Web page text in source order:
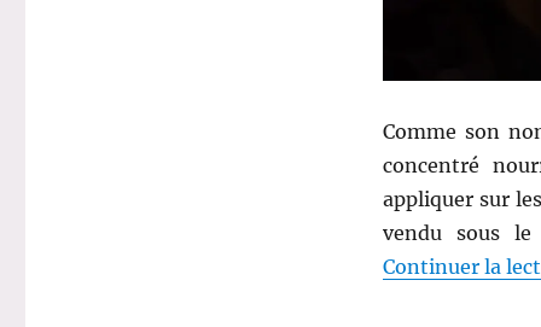
Comme son
concentré
appliquer sur
vendu sous
Continuer la